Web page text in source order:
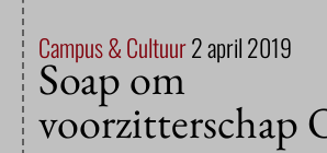
Campus & Cultuur2 april 2019
Soap om
voorzitterschap